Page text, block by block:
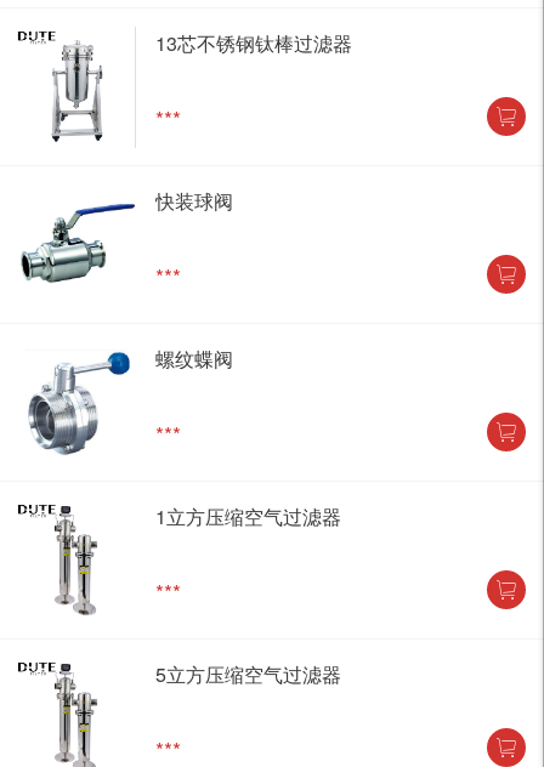
13芯不锈钢钛棒过滤器
***
快装球阀
***
螺纹蝶阀
***
1立方压缩空气过滤器
***
5立方压缩空气过滤器
***